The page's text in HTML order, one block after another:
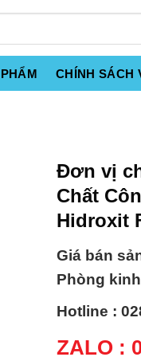
CHÍNH SÁCH
Đơn vị
Chất
Hidroxit
Giá bán
Phòng
Hotline :
ZALO :